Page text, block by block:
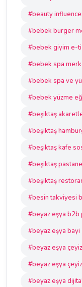
#beauty
#bebek burger
#bebek giyim e-
#bebek spa
#bebek spa ve
#bebek yüzme
#beşiktaş
#beşiktaş
#beşiktaş kafe
#beşiktaş
#beşiktaş
#besin takviyesi
#beyaz eşya b2b
#beyaz eşya
#beyaz eşya
#beyaz eşya
#beyaz eşya